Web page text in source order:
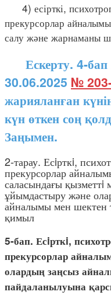
4) есірткі,
прекурсорлар
салу және жарнаманы
Ескерту. 4-бап
30.06.2025 №
жарияланған
күн өткен соң
Заңымен.
2-тарау. Есiрткi,
прекурсорлар
саласындағы қызметтi
ұйымдастыру және
айналымы мен шектен
қимыл
5-бап. Есiрткi,
прекурсорлар
олардың заңсыз
пайдаланылуына